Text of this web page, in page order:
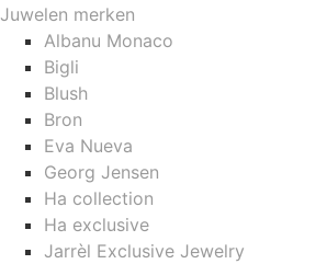
Juwelen merken
Albanu Monaco
Bigli
Blush
Bron
Eva Nueva
Georg Jensen
Ha collection
Ha exclusive
Jarrèl Exclusive Jewelry